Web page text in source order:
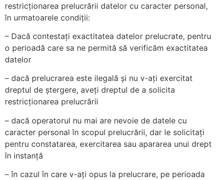
restricționarea prelucrării datelor cu caracter personal,
în urmatoarele condiții:
– Dacă contestați exactitatea datelor prelucrate, pentru
o perioadă care sa ne permită să verificăm exactitatea
datelor
– dacă prelucrarea este ilegală și nu v-ați exercitat
dreptul de ștergere, aveți dreptul de a solicita
restricționarea prelucrării
– dacă operatorul nu mai are nevoie de datele cu
caracter personal în scopul prelucrării, dar le solicitați
pentru constatarea, exercitarea sau apararea unui drept
în instanță
– în cazul în care v-ați opus la prelucrare, pe perioada